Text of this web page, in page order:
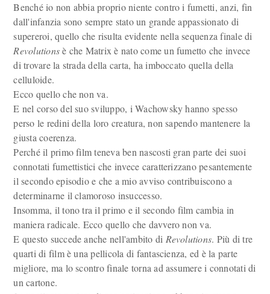
Benché io non abbia proprio niente contro i fumetti, anzi, fin
dall'infanzia sono sempre stato un grande appassionato di
supereroi, quello che risulta evidente nella sequenza finale di
Revolutionsè che Matrix è nato come un fumetto che invece
di trovare la strada della carta, ha imboccato quella della
celluloide.
Ecco quello che non va.
E nel corso del suo sviluppo, i Wachowsky hanno spesso
perso le redini della loro creatura, non sapendo mantenere la
giusta coerenza.
Perché il primo film teneva ben nascosti gran parte dei suoi
connotati fumettistici che invece caratterizzano pesantemente
il secondo episodio e che a mio avviso contribuiscono a
determinarne il clamoroso insuccesso.
Insomma, il tono tra il primo e il secondo film cambia in
maniera radicale. Ecco quello che davvero non va.
E questo succede anche nell'ambito di Revolutions. Più di tre
quarti di film è una pellicola di fantascienza, ed è la parte
migliore, ma lo scontro finale torna ad assumere i connotati di
un cartone.